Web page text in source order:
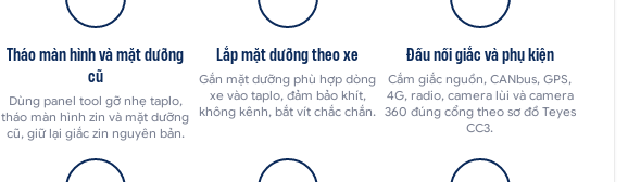
Tháo màn hình và mặt dưỡng
cũ
Dùng panel tool gỡ nhẹ taplo,
tháo màn hình zin và mặt dưỡng
cũ, giữ lại giắc zin nguyên bản.
Lắp mặt dưỡng theo xe
Gắn mặt dưỡng phù hợp dòng
xe vào taplo, đảm bảo khít,
không kênh, bắt vít chắc chắn.
Đấu nối giắc và phụ kiện
Cắm giắc nguồn, CANbus, GPS,
4G, radio, camera lùi và camera
360 đúng cổng theo sơ đồ Teyes
CC3.